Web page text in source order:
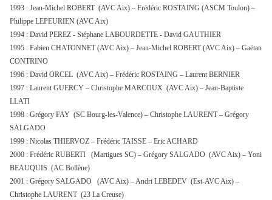
1993 : Jean-Michel ROBERT (AVC Aix) – Frédéric ROSTAING (ASCM Toulon) –
Philippe LEPEURIEN (AVC Aix)
1994 : David PEREZ - Stéphane LABOURDETTE - David GAUTHIER
1995 : Fabien CHATONNET (AVC Aix) – Jean-Michel ROBERT (AVC Aix) – Gaëtan
CONTRINO
1996 : David ORCEL (AVC Aix) – Frédéric ROSTAING – Laurent BERNIER
1997 : Laurent GUERCY – Christophe MARCOUX (AVC Aix) – Jean-Baptiste
LLATI
1998 : Grégory FAY (SC Bourg-les-Valence) – Christophe LAURENT – Grégory
SALGADO
1999 : Nicolas THIERVOZ – Frédéric TAISSE – Eric ACHARD
2000 : Frédéric RUBERTI (Martigues SC) – Grégory SALGADO (AVC Aix) – Yoni
BEAUQUIS (AC Bollène)
2001 : Grégory SALGADO (AVC Aix) – Andri LEBEDEV (Est-AVC Aix) –
Christophe LAURENT (23 La Creuse)